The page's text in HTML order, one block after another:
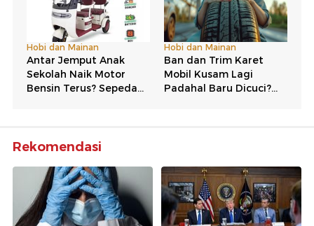
Rekomendasi